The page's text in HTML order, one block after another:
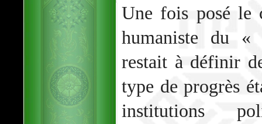
Une fois posé le
humaniste du
restait à définir
type de progrès
institutions